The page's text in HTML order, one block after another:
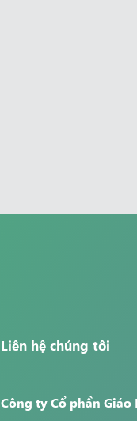
Liên hệ chúng tôi
Công ty Cổ phần Giáo